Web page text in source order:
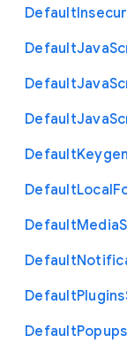
Default
DefaultJava
DefaultJava
DefaultJava
Default
DefaultLocal
DefaultMedia
Default
DefaultPlugins
DefaultPopups